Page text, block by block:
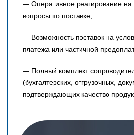
— Оперативное реагирование
вопросы по поставке;
— Возможность поставок на
платежа или частичной
— Полный комплект
(бухгалтерских, отгрузочных,
подтверждающих качество